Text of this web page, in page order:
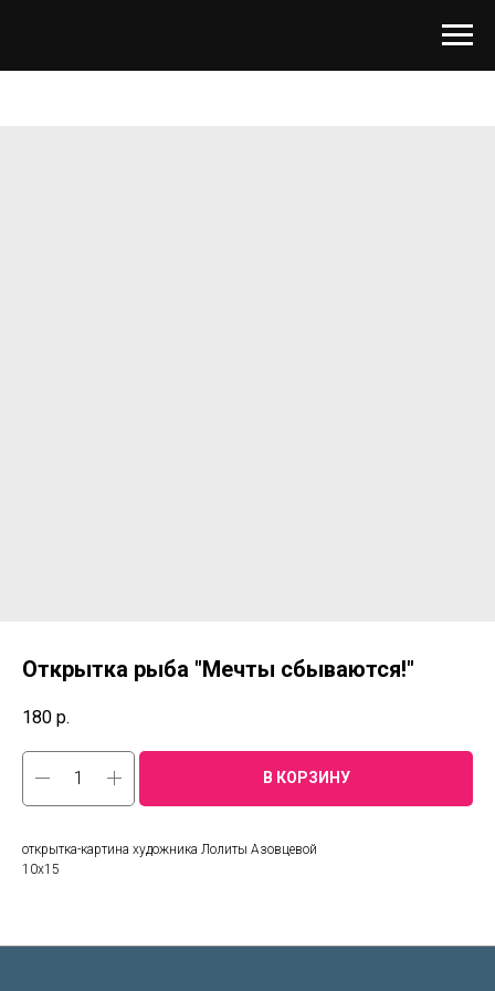
Открытка рыба "Мечты сбываются!"
180 р.
В КОРЗИНУ
открытка-картина художника Лолиты Азовцевой
10х15